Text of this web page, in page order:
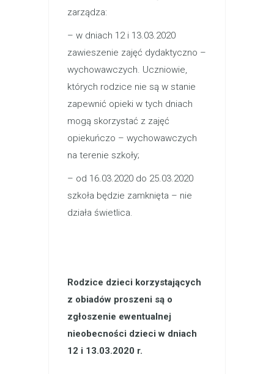
zarządza:
– w dniach 12 i 13.03.2020
zawieszenie zajęć dydaktyczno –
wychowawczych. Uczniowie,
których rodzice nie są w stanie
zapewnić opieki w tych dniach
mogą skorzystać z zajęć
opiekuńczo – wychowawczych
na terenie szkoły;
– od 16.03.2020 do 25.03.2020
szkoła będzie zamknięta – nie
działa świetlica.
Rodzice dzieci korzystających
z obiadów proszeni są o
zgłoszenie ewentualnej
nieobecności dzieci w dniach
12 i 13.03.2020 r.